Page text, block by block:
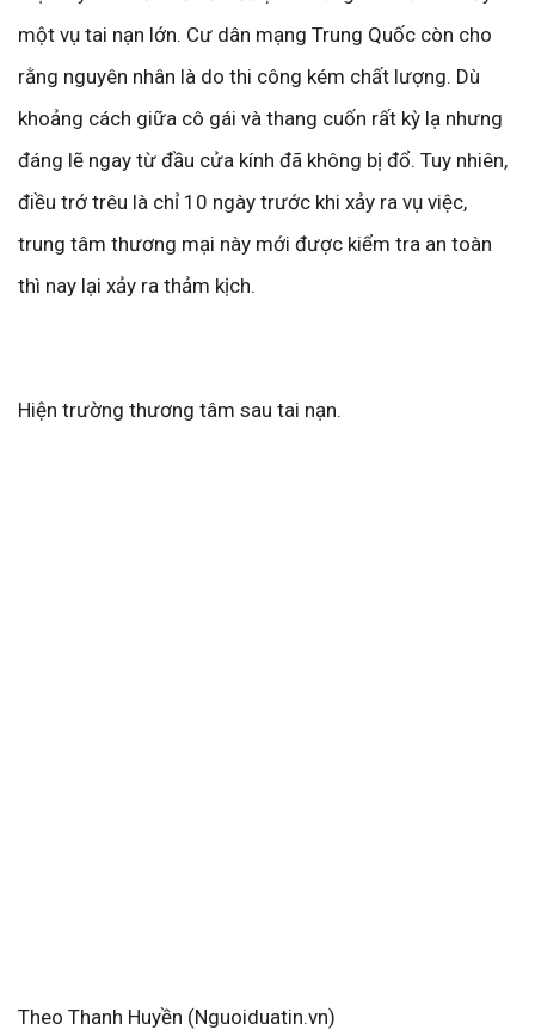
một vụ tai nạn lớn. Cư dân mạng Trung Quốc còn cho
rằng nguyên nhân là do thi công kém chất lượng. Dù
khoảng cách giữa cô gái và thang cuốn rất kỳ lạ nhưng
đáng lẽ ngay từ đầu cửa kính đã không bị đổ. Tuy nhiên,
điều trớ trêu là chỉ 10 ngày trước khi xảy ra vụ việc,
trung tâm thương mại này mới được kiểm tra an toàn
thì nay lại xảy ra thảm kịch.
Hiện trường thương tâm sau tai nạn.
Theo Thanh Huyền (Nguoiduatin.vn)